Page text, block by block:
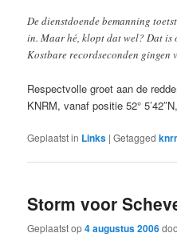
De dienstdoende bemanning
in. Maar hé, klopt dat wel? Dat is
Kostbare recordseconden gingen
Respectvolle groet aan de
KNRM, vanaf positie 52°
Geplaatst in Links |Getagged
Storm voor
Geplaatst op4 augustus 2006